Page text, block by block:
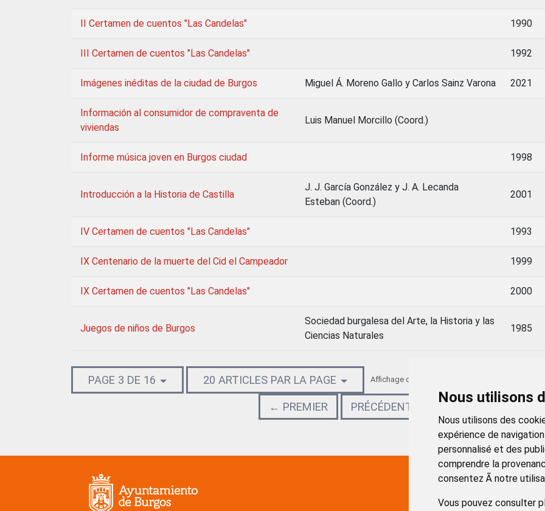
Nous utilisons
Nous utilisons des
expérience de
personnalisé et des
comprendre la
consentez Ã notre
Vous pouvez consulter
II Certamen de cuentos "Las Candelas" 1990
III Certamen de cuentos "Las Candelas" 1992
Imágenes inéditas de la ciudad de Burgos Miguel Á. Moreno Gallo y Carlos Sainz Varona 2021
Información al consumidor de compraventa de
viviendas
Luis Manuel Morcillo (Coord.)
Informe música joven en Burgos ciudad 1998
Introducción a la Historia de Castilla
J. J. García González y J. A. Lecanda
Esteban (Coord.)
2001
IV Certamen de cuentos "Las Candelas" 1993
IX Centenario de la muerte del Cid el Campeador 1999
IX Certamen de cuentos "Las Candelas" 2000
Juegos de niños de Burgos
Sociedad burgalesa del Arte, la Historia y las
Ciencias Naturales
1985
PAGE 3 DE 16 20 ARTICLES PAR LA PAGE Affichage des résultats 41 - 60 parmi 316.
← PREMIER PRÉCÉDENT